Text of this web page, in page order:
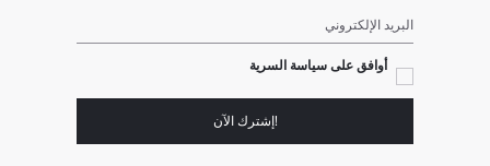
البريد الإلكتروني
أوافق على سياسة السرية
!إشترك الآن